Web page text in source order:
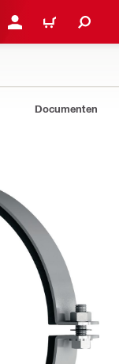
AANMELDEN OF
WINKELWAGEN
Documenten